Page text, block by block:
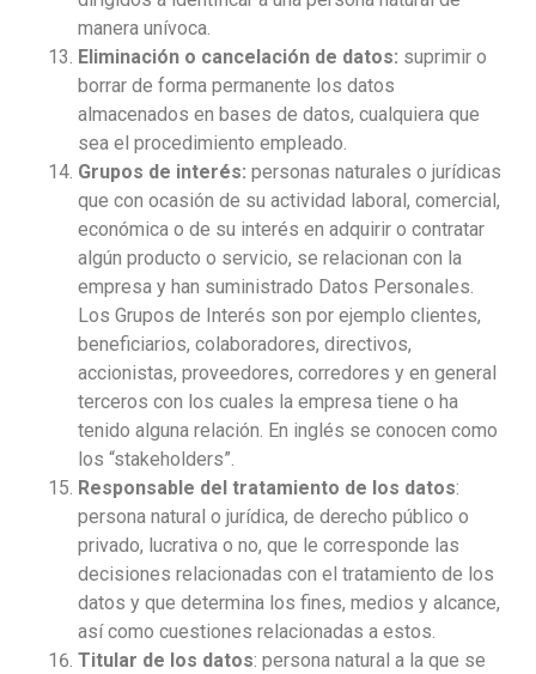
manera unívoca.
Eliminación o cancelación de datos: suprimir o
borrar de forma permanente los datos
almacenados en bases de datos, cualquiera que
sea el procedimiento empleado.
Grupos de interés: personas naturales o jurídicas
que con ocasión de su actividad laboral, comercial,
económica o de su interés en adquirir o contratar
algún producto o servicio, se relacionan con la
empresa y han suministrado Datos Personales.
Los Grupos de Interés son por ejemplo clientes,
beneficiarios, colaboradores, directivos,
accionistas, proveedores, corredores y en general
terceros con los cuales la empresa tiene o ha
tenido alguna relación. En inglés se conocen como
los “stakeholders”.
Responsable del tratamiento de los datos:
persona natural o jurídica, de derecho público o
privado, lucrativa o no, que le corresponde las
decisiones relacionadas con el tratamiento de los
datos y que determina los fines, medios y alcance,
así como cuestiones relacionadas a estos.
Titular de los datos: persona natural a la que se